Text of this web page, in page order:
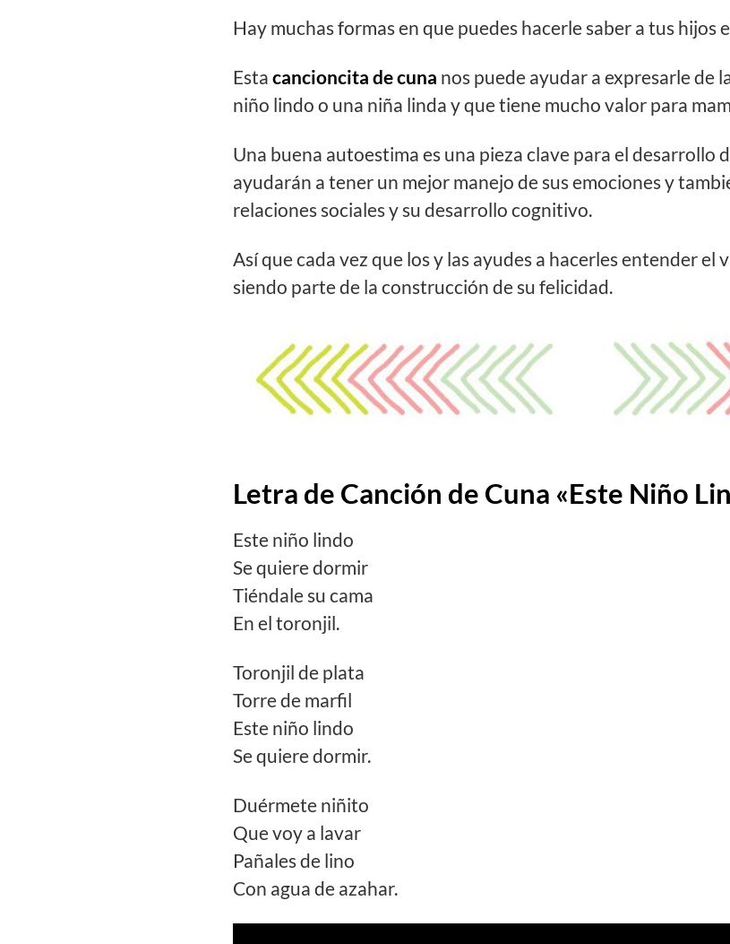
Hay muchas formas en que puedes hacerle saber a tus hijos
Esta cancioncita de cuna nos puede ayudar a expresarle de
niño lindo o una niña linda y que tiene mucho valor para
Una buena autoestima es una pieza clave para el desarrollo
ayudarán a tener un mejor manejo de sus emociones y
relaciones sociales y su desarrollo cognitivo.
Así que cada vez que los y las ayudes a hacerles entender el
siendo parte de la construcción de su felicidad.
Letra de Canción de Cuna «Este Niño
Este niño lindo
Se quiere dormir
Tiéndale su cama
En el toronjil.
Toronjil de plata
Torre de marfil
Este niño lindo
Se quiere dormir.
Duérmete niñito
Que voy a lavar
Pañales de lino
Con agua de azahar.